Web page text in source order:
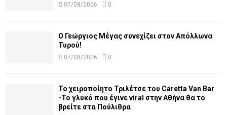
07/08/2026 0
Ο Γεώργιος Μέγας συνεχίζει στον Απόλλωνα
Τυρού!
07/08/2026 0
Το χειροποίητο Τριλέτσε του Caretta Van Bar
-Το γλυκό που έγινε viral στην Αθήνα θα το
βρείτε στα Πούλιθρα